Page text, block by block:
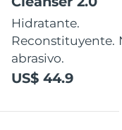
Hidratante.
Reconstituyente.
abrasivo.
US$ 44.9